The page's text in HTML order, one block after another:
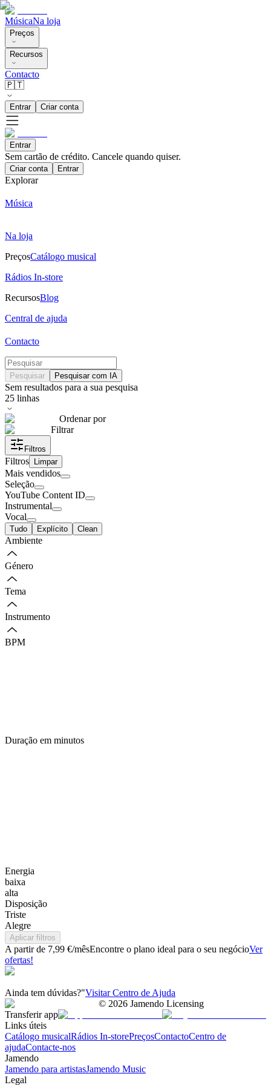
MúsicaNa loja
Preços
Recursos
Contacto
🇵🇹
Entrar Criar conta
Entrar
Sem cartão de crédito. Cancele quando quiser.
Criar conta Entrar
Explorar
Música
Na loja
PreçosCatálogo musical
Rádios In-store
RecursosBlog
Central de ajuda
Contacto
Pesquisar Pesquisar com IA
Sem resultados para a sua pesquisa
25 linhas
Ordenar por
Filtrar
Filtros
Filtros Limpar
Mais vendidos
Seleção
YouTube Content ID
Instrumental
Vocal
Tudo Explícito Clean
Ambiente
Género
Tema
Instrumento
BPM
Duração em minutos
Energia
baixa
alta
Disposição
Triste
Alegre
Aplicar filtros
A partir de 7,99 €/mêsEncontre o plano ideal para o seu negócioVer
ofertas!
Ainda tem dúvidas?"Visitar Centro de Ajuda
© 2026 Jamendo Licensing
Transferir app
Links úteis
Catálogo musicalRádios In-storePreçosContactoCentro de
ajudaContacte-nos
Jamendo
Jamendo para artistasJamendo Music
Legal